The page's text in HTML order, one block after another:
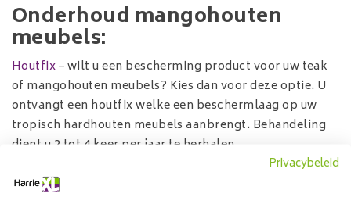
Onderhoud mangohouten
meubels:
Houtfix– wilt u een bescherming product voor uw teak
of mangohouten meubels? Kies dan voor deze optie. U
ontvangt een houtfix welke een beschermlaag op uw
tropisch hardhouten meubels aanbrengt. Behandeling
dient u 2 tot 4 keer per jaar te herhalen.
Twee componentenlak
bescherming voor uw mango of teak houten meubels?
Privacybeleid